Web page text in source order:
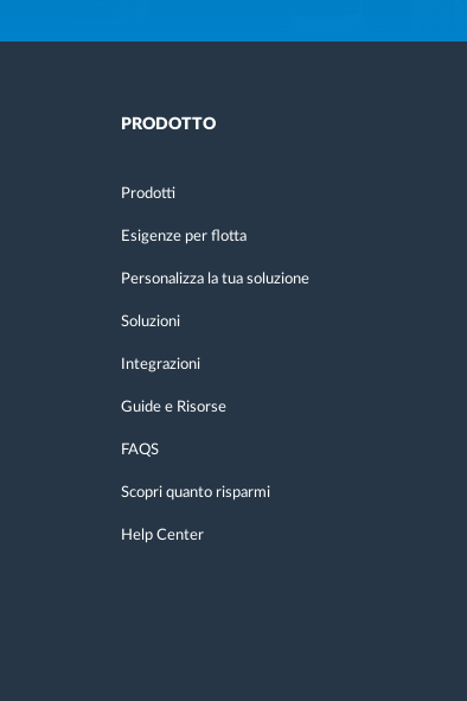
PRODOTTO
Prodotti
Esigenze per flotta
Personalizza la tua soluzione
Soluzioni
Integrazioni
Guide e Risorse
FAQS
Scopri quanto risparmi
Help Center